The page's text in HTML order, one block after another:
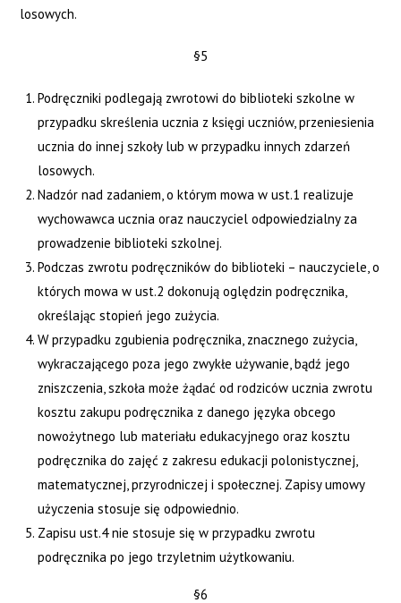
losowych.
§5
Podręczniki podlegają zwrotowi do biblioteki szkolne w
przypadku skreślenia ucznia z księgi uczniów, przeniesienia
ucznia do innej szkoły lub w przypadku innych zdarzeń
losowych.
Nadzór nad zadaniem, o którym mowa w ust.1 realizuje
wychowawca ucznia oraz nauczyciel odpowiedzialny za
prowadzenie biblioteki szkolnej.
Podczas zwrotu podręczników do biblioteki – nauczyciele, o
których mowa w ust.2 dokonują oględzin podręcznika,
określając stopień jego zużycia.
W przypadku zgubienia podręcznika, znacznego zużycia,
wykraczającego poza jego zwykłe używanie, bądź jego
zniszczenia, szkoła może żądać od rodziców ucznia zwrotu
kosztu zakupu podręcznika z danego języka obcego
nowożytnego lub materiału edukacyjnego oraz kosztu
podręcznika do zajęć z zakresu edukacji polonistycznej,
matematycznej, przyrodniczej i społecznej. Zapisy umowy
użyczenia stosuje się odpowiednio.
Zapisu ust.4 nie stosuje się w przypadku zwrotu
podręcznika po jego trzyletnim użytkowaniu.
§6